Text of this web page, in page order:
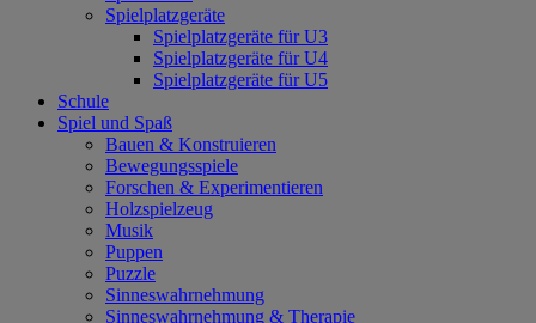
Spielplatzgeräte
Spielplatzgeräte für U3
Spielplatzgeräte für U4
Spielplatzgeräte für U5
Schule
Spiel und Spaß
Bauen & Konstruieren
Bewegungsspiele
Forschen & Experimentieren
Holzspielzeug
Musik
Puppen
Puzzle
Sinneswahrnehmung
Sinneswahrnehmung & Therapie